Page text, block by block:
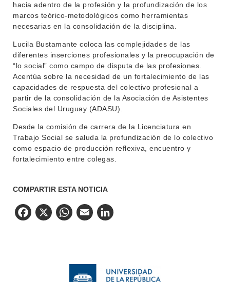
hacia adentro de la profesión y la profundización de los
marcos teórico-metodológicos como herramientas
necesarias en la consolidación de la disciplina.
Lucila Bustamante coloca las complejidades de las
diferentes inserciones profesionales y la preocupación de
“lo social” como campo de disputa de las profesiones.
Acentúa sobre la necesidad de un fortalecimiento de las
capacidades de respuesta del colectivo profesional a
partir de la consolidación de la Asociación de Asistentes
Sociales del Uruguay (ADASU).
Desde la comisión de carrera de la Licenciatura en
Trabajo Social se saluda la profundización de lo colectivo
como espacio de producción reflexiva, encuentro y
fortalecimiento entre colegas.
COMPARTIR ESTA NOTICIA
Facebook
X WhatsApp
Email